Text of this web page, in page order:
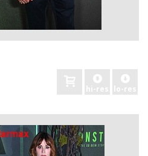
hi-res lo-res